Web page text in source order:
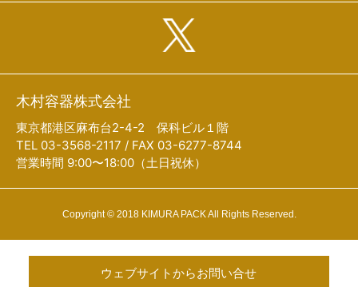
木村容器株式会社
東京都港区麻布台2-4-2 保科ビル１階
TEL 03-3568-2117 / FAX 03-6277-8744
営業時間 9:00〜18:00（土日祝休）
Copyright © 2018 KIMURA PACK All Rights Reserved.
ウェブサイトからお問い合せ